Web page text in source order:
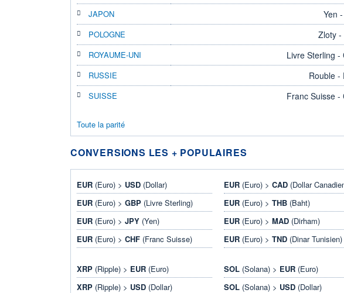
JAPON Yen
POLOGNE Zloty -
ROYAUME-UNI Livre Sterling -
RUSSIE Rouble -
SUISSE Franc Suisse -
Toute la parité
CONVERSIONS LES + POPULAIRES
EUR (Euro) > USD (Dollar)
EUR (Euro) > GBP (Livre Sterling)
EUR (Euro) > JPY (Yen)
EUR (Euro) > CHF (Franc Suisse)
EUR(Euro) > CAD(Dollar
EUR(Euro) > THB(Baht)
EUR(Euro) > MAD(Dirham)
EUR(Euro) > TND(Dinar Tunisien)
XRP (Ripple) > EUR (Euro)
XRP (Ripple) > USD (Dollar)
SOL(Solana) > EUR(Euro)
SOL(Solana) > USD(Dollar)